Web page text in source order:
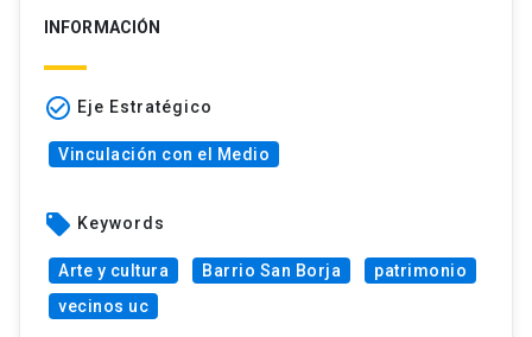
INFORMACIÓN
check_circle_outline Eje Estratégico
Vinculación con el Medio
local_offer Keywords
Arte y cultura Barrio San Borja
patrimonio
vecinos uc